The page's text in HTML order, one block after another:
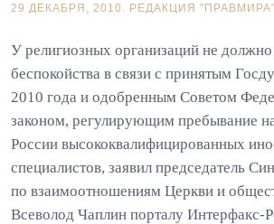
29 ДЕКАБРЯ, 2010. РЕДАКЦИЯ "ПРАВМИРА"
У религиозных организаций не
беспокойства в связи с принятым
2010 года и одобренным Советом
законом, регулирующим пребывание
России высококвалифицированных
специалистов, заявил председатель
по взаимоотношениям Церкви и
Всеволод Чаплин порталу Интерфакс-